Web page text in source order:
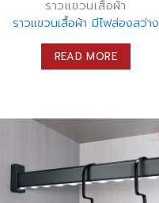
ราวแขวนเสื้อผ้า
ราวแขวนเสื้อผ้า มีไฟส่องสว่าง
READ MORE